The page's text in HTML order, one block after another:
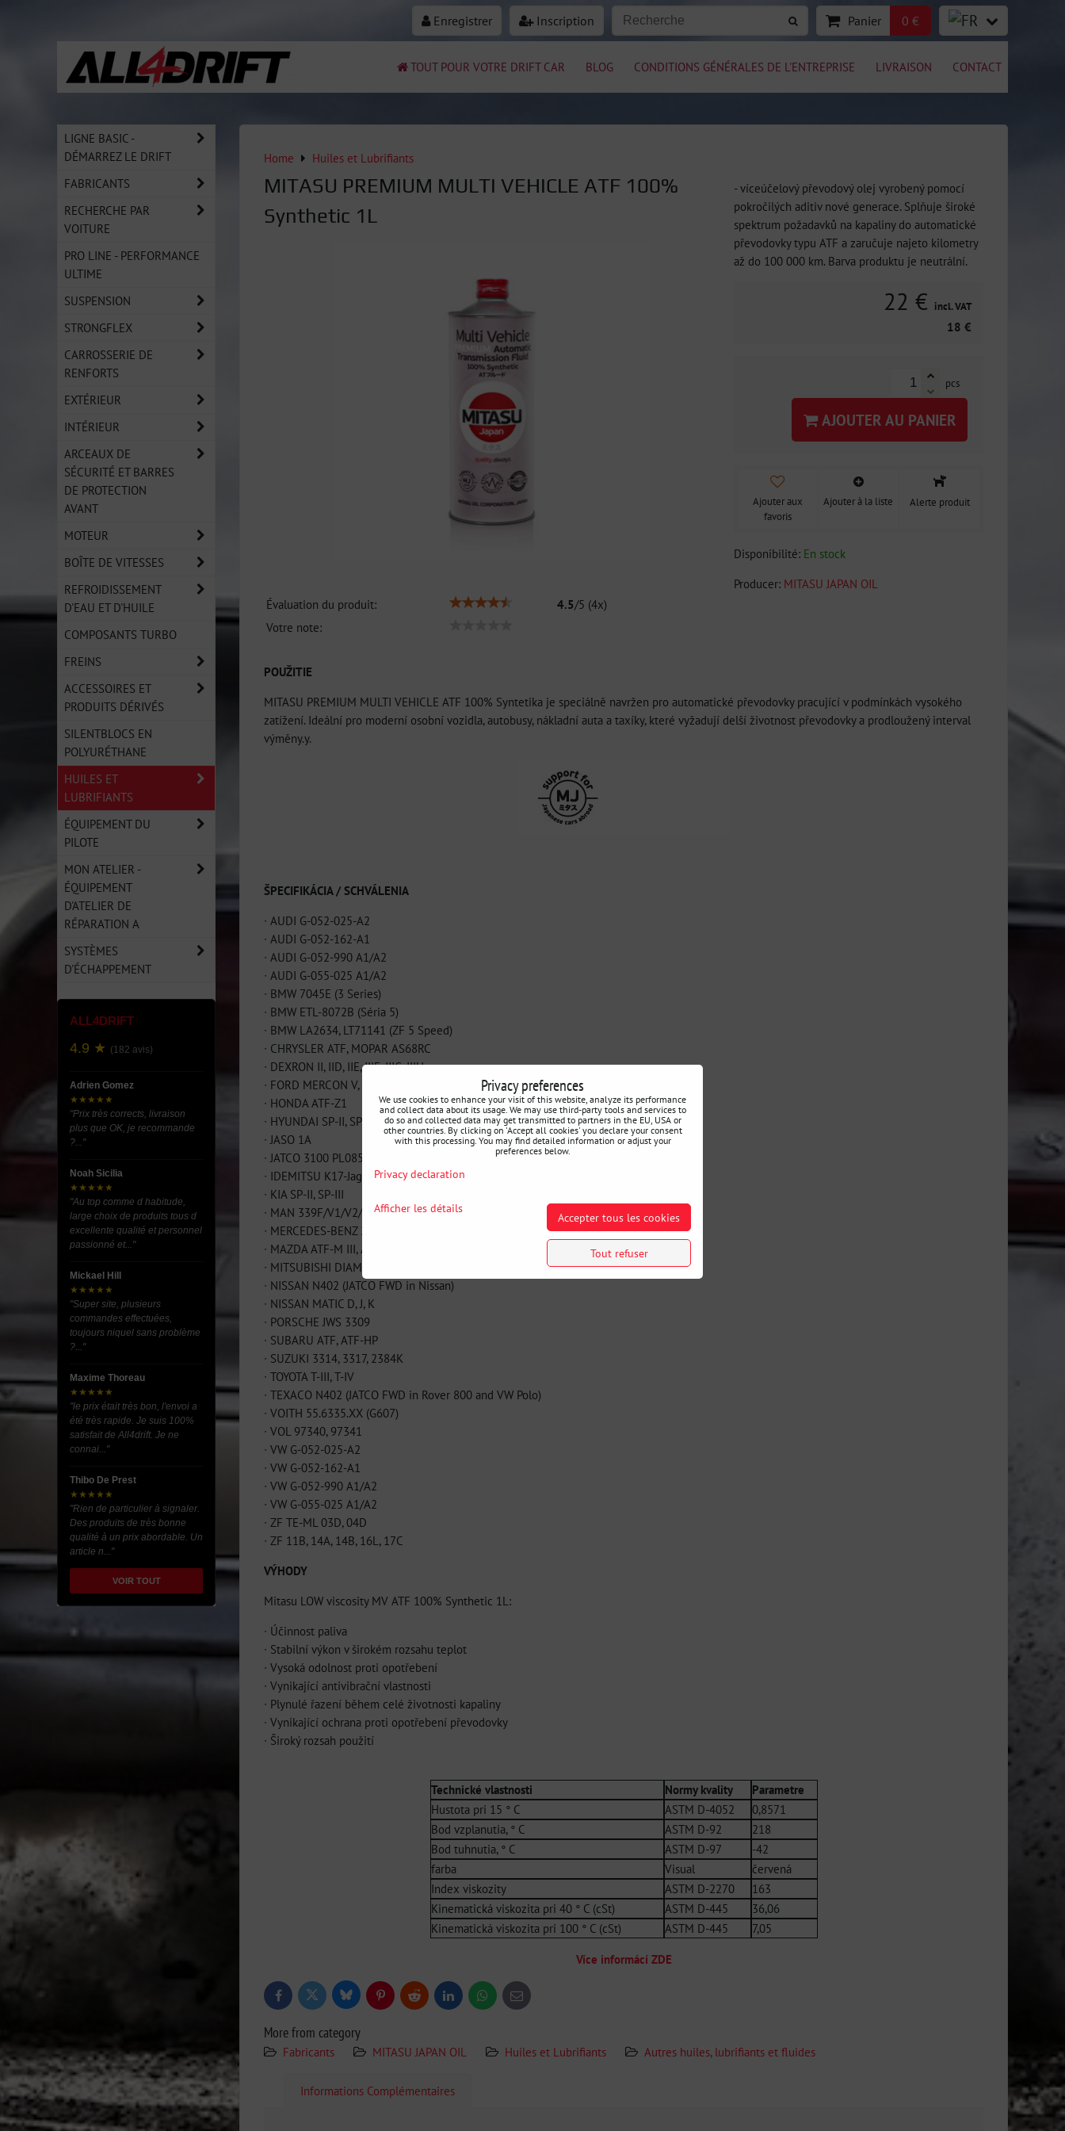
Enregistrer Inscription Panier 0 €
TOUT POUR VOTRE DRIFT CAR BLOG CONDITIONS GÉNÉRALES DE L'ENTREPRISE LIVRAISON CONTACT
Home Huiles et Lubrifiants
MITASU PREMIUM MULTI VEHICLE ATF 100%
Synthetic 1L
Évaluation du produit: 4.5/5 (4x)
Votre note:
- víceúčelový převodový olej vyrobený pomocí
pokročilých aditiv nové generace. Splňuje široké
spektrum požadavků na kapaliny do automatické
převodovky typu ATF a zaručuje najeto kilometry
až do 100 000 km. Barva produktu je neutrální.
22 € incl. VAT
18 €
pcs
AJOUTER AU PANIER
Ajouter aux
favoris
Ajouter à la liste Alerte produit
Disponibilité: En stock
Producer: MITASU JAPAN OIL
POUŽITIE
MITASU PREMIUM MULTI VEHICLE ATF 100% Syntetika je speciálně navržen pro automatické převodovky pracující v podmínkách vysokého
zatížení. Ideální pro moderní osobní vozidla, autobusy, nákladní auta a taxíky, které vyžadují delší životnost převodovky a prodloužený interval
výměny.y.
ŠPECIFIKÁCIA / SCHVÁLENIA
∙ AUDI G-052-025-A2
∙ AUDI G-052-162-A1
∙ AUDI G-052-990 A1/A2
∙ AUDI G-055-025 A1/A2
∙ BMW 7045E (3 Series)
∙ BMW ETL-8072B (Séria 5)
∙ BMW LA2634, LT71141 (ZF 5 Speed)
∙ CHRYSLER ATF, MOPAR AS68RC
∙ DEXRON II, IID, IIE, IIIF, IIIG, IIIH
∙ FORD MERCON V, FNR5
∙ HONDA ATF-Z1
∙ HYUNDAI SP-II, SP-III
∙ JASO 1A
∙ JATCO 3100 PL085
∙ IDEMITSU K17-Jaguar X Type 2001-2005
∙ KIA SP-II, SP-III
∙ MAN 339F/V1/V2/Z1/Z2
∙ MERCEDES-BENZ 236,1/2/3/ 5/6/7/9/10/11
∙ MAZDA ATF-M III, ATF-MV
∙ MITSUBISHI DIAMOND SP-II, SP-III
∙ NISSAN N402 (JATCO FWD in Nissan)
∙ NISSAN MATIC D, J, K
∙ PORSCHE JWS 3309
∙ SUBARU ATF, ATF-HP
∙ SUZUKI 3314, 3317, 2384K
∙ TOYOTA T-III, T-IV
∙ TEXACO N402 (JATCO FWD in Rover 800 and VW Polo)
∙ VOITH 55.6335.XX (G607)
∙ VOL 97340, 97341
∙ VW G-052-025-A2
∙ VW G-052-162-A1
∙ VW G-052-990 A1/A2
∙ VW G-055-025 A1/A2
∙ ZF TE-ML 03D, 04D
∙ ZF 11B, 14A, 14B, 16L, 17C
VÝHODY
Mitasu LOW viscosity MV ATF 100% Synthetic 1L:
∙ Účinnost paliva
∙ Stabilní výkon v širokém rozsahu teplot
∙ Vysoká odolnost proti opotřebení
∙ Vynikající antivibrační vlastnosti
∙ Plynulé řazení během celé životnosti kapaliny
∙ Vynikající ochrana proti opotřebení převodovky
∙ Široký rozsah použití
Technické vlastnosti Normy kvality
Parametre
Hustota pri 15 ° C
ASTM D-4052
0,8571
Bod vzplanutia, ° C
ASTM D-92
218
Bod tuhnutia, ° C
ASTM D-97
-42
farba
Visual
červená
Index viskozity
ASTM D-2270
163
Kinematická viskozita pri 40 ° C (cSt)
ASTM D-445
36,06
Kinematická viskozita pri 100 ° C (cSt)
ASTM D-445
7,05
Více informácí ZDE
FacebookTwitter BlueskyPinterestReddit LinkedInWhatsApp
E-
mail
More from category
Fabricants MITASU JAPAN OIL Huiles et Lubrifiants Autres huiles, lubrifiants et fluides
Informations Complémentaires
LIGNE BASIC -
DÉMARREZ LE DRIFT
FABRICANTS
RECHERCHE PAR
VOITURE
PRO LINE - PERFORMANCE
ULTIME
SUSPENSION
STRONGFLEX
CARROSSERIE DE
RENFORTS
EXTÉRIEUR
INTÉRIEUR
ARCEAUX DE
SÉCURITÉ ET BARRES
DE PROTECTION
AVANT
MOTEUR
BOÎTE DE VITESSES
REFROIDISSEMENT
D'EAU ET D'HUILE
COMPOSANTS TURBO
FREINS
ACCESSOIRES ET
PRODUITS DÉRIVÉS
SILENTBLOCS EN
POLYURÉTHANE
HUILES ET
LUBRIFIANTS
ÉQUIPEMENT DU
PILOTE
MON ATELIER -
ÉQUIPEMENT
D'ATELIER DE
RÉPARATION A
SYSTÈMES
D'ÉCHAPPEMENT
ALL4DRIFT
4.9 ★ (182 avis)
Adrien Gomez
★★★★★
"Prix très corrects, livraison
plus que OK, je recommande
?..."
Noah Sicilia
★★★★★
"Au top comme d habitude,
large choix de produits tous d
excellente qualité et personnel
passionné et..."
Mickael Hill
★★★★★
"Super site, plusieurs
commandes effectuées,
toujours niquel sans problème
?..."
Maxime Thoreau
★★★★★
"le prix était très bon, l'envoi a
été très rapide. Je suis 100%
satisfait de All4drift. Je ne
connai..."
Thibo De Prest
★★★★★
"Rien de particulier à signaler.
Des produits de très bonne
qualité à un prix abordable. Un
article n..."
VOIR TOUT
Privacy preferences
We use cookies to enhance your visit of this website, analyze its performance
and collect data about its usage. We may use third-party tools and services to
do so and collected data may get transmitted to partners in the EU, USA or
other countries. By clicking on 'Accept all cookies' you declare your consent
with this processing. You may find detailed information or adjust your
preferences below.
Privacy declaration
Afficher les détails
Accepter tous les cookies
Tout refuser